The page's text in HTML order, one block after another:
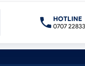
HOTLINE
0707